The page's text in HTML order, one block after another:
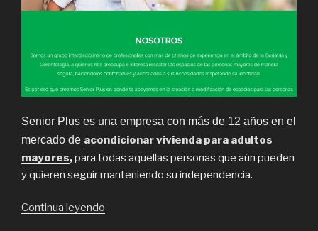
Senior Plus es una empresa con más de 12 años en el
mercado de acondicionar vivienda para adultos
mayores,para todas aquellas personas que aún pueden
y quieren seguir manteniendo su independencia.
Continua leyendo